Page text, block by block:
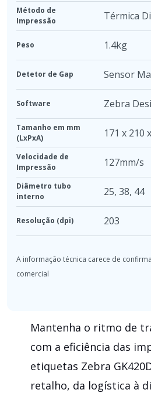
Método de
Impressão
Térmica
Peso 1.4kg
Detetor de Gap Sensor
Software Zebra
Tamanho em mm
(LxPxA)
171 x 210
Velocidade de
Impressão
127mm/s
Diâmetro tubo
interno
25, 38, 44
Resolução (dpi) 203
Mantenha o ritmo de
com a eficiência das
etiquetas Zebra
retalho, da logística à